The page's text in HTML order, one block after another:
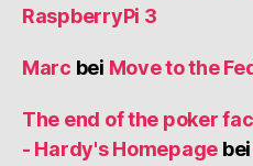
RaspberryPi 3
Marc bei Move to the
The end of the poker
- Hardy's Homepage bei